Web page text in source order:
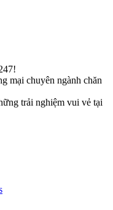
mại chuyên ngành chăn
trải nghiệm vui vẻ tại